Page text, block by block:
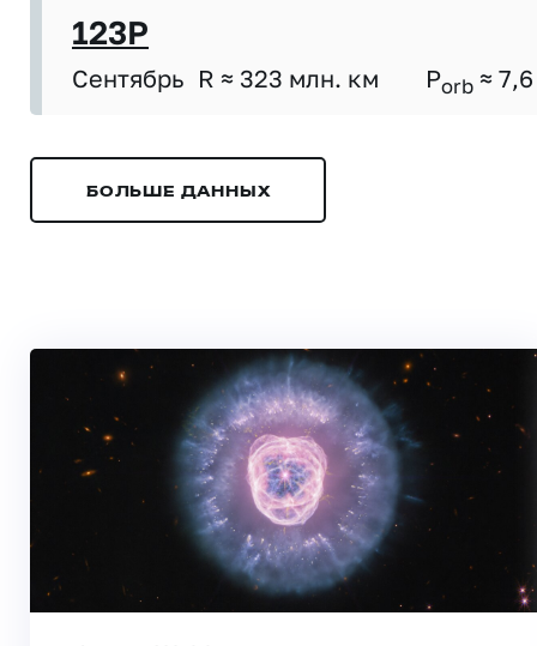
123P
Сентябрь R ≈ 323 млн. км Porb ≈ 7,6
БОЛЬШЕ ДАННЫХ